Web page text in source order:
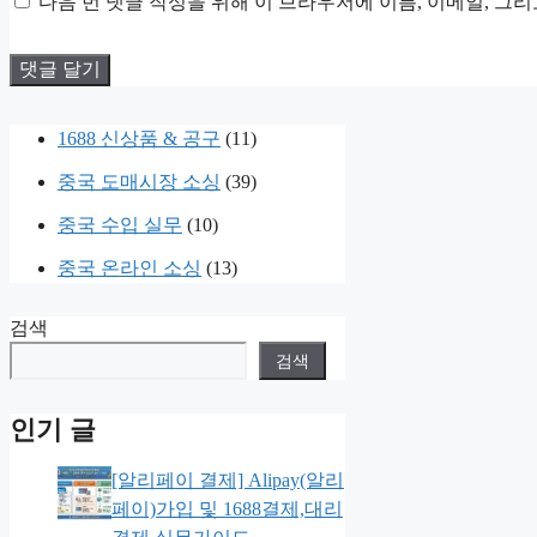
1688 신상품 & 공구 (11)
중국 도매시장 소싱 (39)
중국 수입 실무 (10)
중국 온라인 소싱 (13)
검색
검색
인기 글
[알리페이 결제] Alipay(알리
페이)가입 및 1688결제,대리